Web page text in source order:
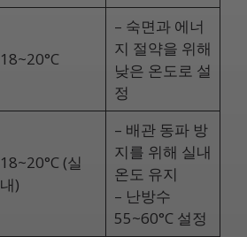
18~20°C
– 숙면과 에너
지 절약을 위해
낮은 온도로 설
정
18~20°C (실
내)
– 배관 동파 방
지를 위해 실내
온도 유지
– 난방수
55~60°C 설정